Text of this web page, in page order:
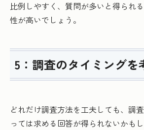
比例しやすく、質問が多いと得られ
性が高いでしょう。
5：調査のタイミングを
どれだけ調査方法を工夫しても、調
っては求める回答が得られないかも